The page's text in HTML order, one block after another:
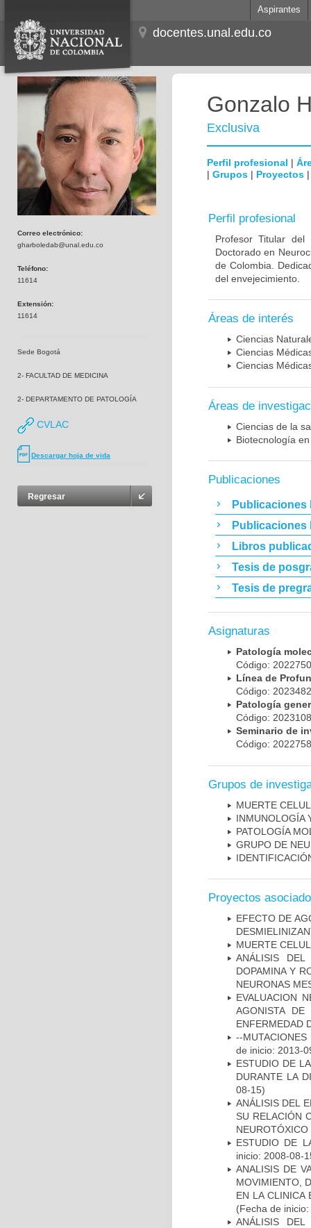
Aspirantes
docentes.unal.edu.co
Correo electrónico:
gharboledab@unal.edu.co
Teléfono:
11614
Extensión:
11614
Sede Bogotá
2- FACULTAD DE MEDICINA
2- DEPARTAMENTO DE PATOLOGÍA
CVLAC
Descargar hoja de vida
Regresar
Gonzalo
Exclusiva
Perfil profesional |
| Grupos | Proyectos
Perfil profesional
Profesor Titular
Doctorado en
de Colombia.
del envejecimiento.
Áreas de interés
Ciencias
Ciencias
Ciencias
Áreas de
Ciencias de la
Biotecnología
Publicaciones
Publicaciones
Publicaciones
Libros
Tesis de
Tesis de
Asignaturas
Patología
Código:
Línea de
Código:
Patología
Código:
Seminario de
Código:
Grupos de
MUERTE
INMUNOLOGÍA
PATOLOGÍA
GRUPO DE
Proyectos
EFECTO DE
MUERTE
ANÁLISIS
DOPAMINA Y
NEURONAS
EVALUACION
AGONISTA
ENFERMEDAD
--
de inicio: 2013-
ESTUDIO DE
DURANTE LA
08-15)
ANÁLISIS DEL
SU RELACIÓN
NEUROTÓXICO
ESTUDIO DE
inicio: 2008-08-
ANALISIS DE
MOVIMIENTO,
EN LA CLINICA
(Fecha de
ANÁLISIS